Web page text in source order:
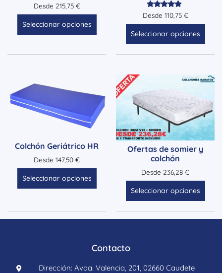
Valorado
con
de 5
Desde 215,75 €
Seleccionar opciones
Valorado
con
de 5
Desde 110,75 €
Seleccionar opciones
Colchón Geriátrico HR
Desde 147,50 €
Seleccionar opciones
Ofertas de somier y
colchón
Desde 236,28 €
Seleccionar opciones
Contacto
Dirección: Avda. Valencia, 201, 02660 Caudete